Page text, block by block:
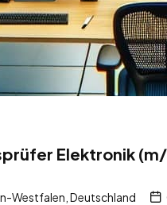
Elektronik
Westfalen, Deutschland